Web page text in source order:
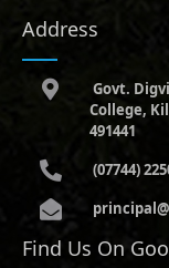
Address
Govt.
College,
491441
(07744)
Find Us On